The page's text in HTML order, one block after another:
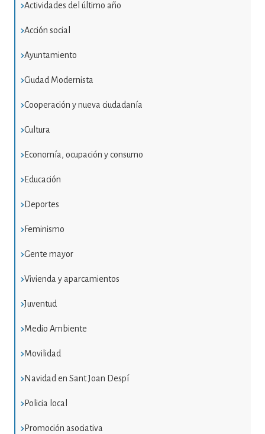
Actividades del último año
Acción social
Ayuntamiento
Ciudad Modernista
Cooperación y nueva ciudadanía
Cultura
Economía, ocupación y consumo
Educación
Deportes
Feminismo
Gente mayor
Vivienda y aparcamientos
Juventud
Medio Ambiente
Movilidad
Navidad en Sant Joan Despí
Policia local
Promoción asociativa